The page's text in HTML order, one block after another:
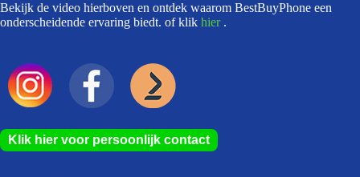
Bekijk de video hierboven en ontdek waarom BestBuyPhone een
onderscheidende ervaring biedt. of klik hier .
Klik hier voor persoonlijk contact